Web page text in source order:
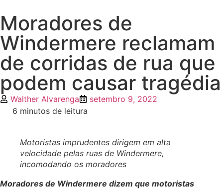
Moradores de
Windermere reclamam
de corridas de rua que
podem causar tragédia
Walther Alvarenga
setembro 9, 2022
6 minutos de leitura
Motoristas imprudentes dirigem em alta
velocidade pelas ruas de Windermere,
incomodando os moradores
Moradores de Windermere dizem que motoristas